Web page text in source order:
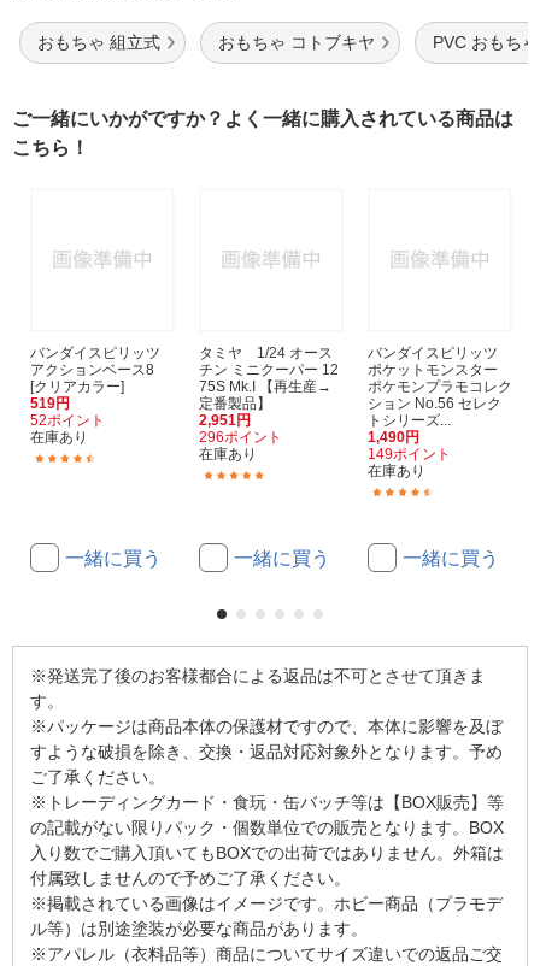
おもちゃ 組立式 おもちゃ コトブキヤ PVC おもちゃ
ご一緒にいかがですか？よく一緒に購入されている商品は
こちら！
バンダイスピリッツ
アクションベース8
[クリアカラー]
519円
52ポイント
在庫あり
一緒に買う
タミヤ 1/24 オース
チン ミニクーパー 12
75S Mk.I 【再生産→
定番製品】
2,951円
296ポイント
在庫あり
一緒に買う
バンダイスピリッツ
ポケットモンスター
ポケモンプラモコレク
ション No.56 セレク
トシリーズ...
1,490円
149ポイント
在庫あり
一緒に買う
※発送完了後のお客様都合による返品は不可とさせて頂きま
す。
※パッケージは商品本体の保護材ですので、本体に影響を及ぼ
すような破損を除き、交換・返品対応対象外となります。予め
ご了承ください。
※トレーディングカード・食玩・缶バッチ等は【BOX販売】等
の記載がない限りパック・個数単位での販売となります。BOX
入り数でご購入頂いてもBOXでの出荷ではありません。外箱は
付属致しませんので予めご了承ください。
※掲載されている画像はイメージです。ホビー商品（プラモデ
ル等）は別途塗装が必要な商品があります。
※アパレル（衣料品等）商品についてサイズ違いでの返品ご交